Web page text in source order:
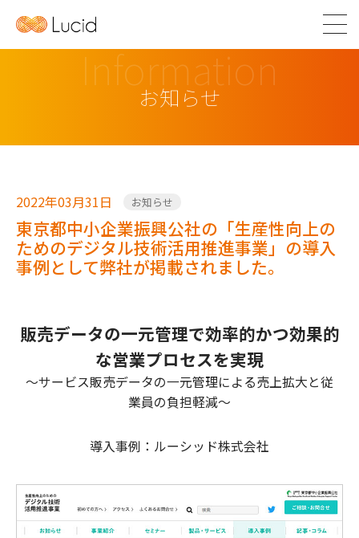
Information
お知らせ
2022年03月31日 お知らせ
東京都中小企業振興公社の「生産性向上の
ためのデジタル技術活用推進事業」の導入
事例として弊社が掲載されました。
販売データの一元管理で効率的かつ効果的
な営業プロセスを実現
～サービス販売データの一元管理による売上拡大と従
業員の負担軽減～
導入事例：ルーシッド株式会社